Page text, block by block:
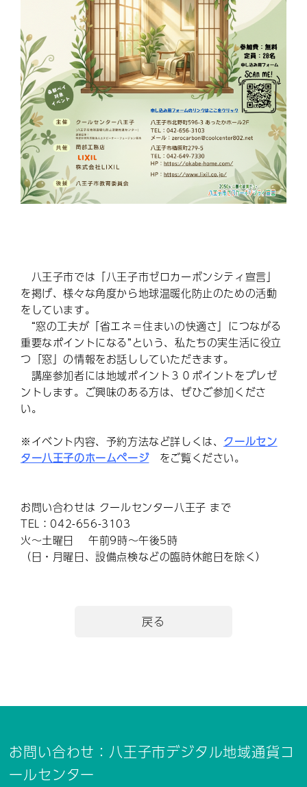
八王子市では「八王子市ゼロカーボンシティ宣言」
を掲げ、様々な角度から地球温暖化防止のための活動
をしています。
“窓の工夫が「省エネ＝住まいの快適さ」につながる
重要なポイントになる”という、私たちの実生活に役立
つ「窓」の情報をお話ししていただきます。
講座参加者には地域ポイント３０ポイントをプレゼ
ントします。ご興味のある方は、ぜひご参加くださ
い。
※イベント内容、予約方法など詳しくは、 クールセン
ター八王子のホームページをご覧ください。
お問い合わせは クールセンター八王子 まで
TEL：042-656-3103
火～土曜日 午前9時～午後5時
（日・月曜日、設備点検などの臨時休館日を除く）
戻る
お問い合わせ：八王子市デジタル地域通貨コ
ールセンター